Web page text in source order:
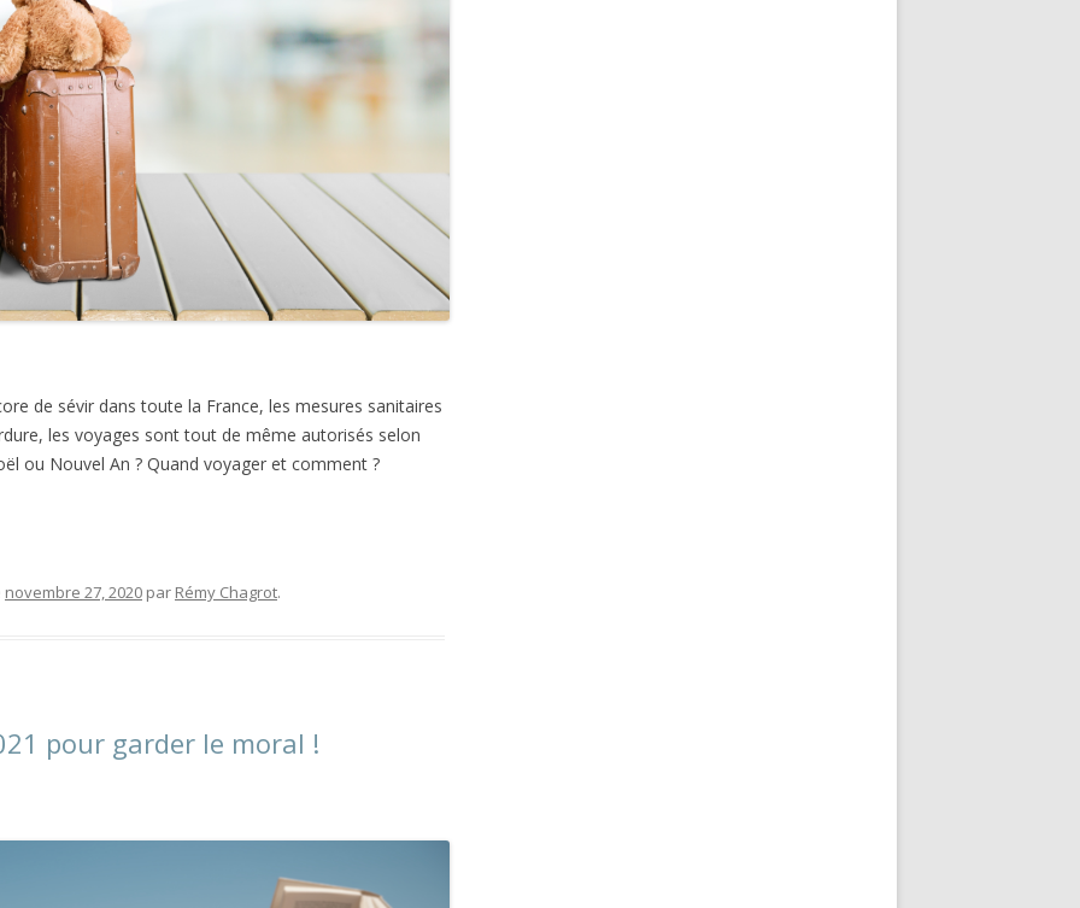
de sévir dans toute la France, les mesures sanitaires
les voyages sont tout de même autorisés selon
ou Nouvel An ? Quand voyager et comment ?
novembre 27, 2020 par Rémy Chagrot.
pour garder le moral !